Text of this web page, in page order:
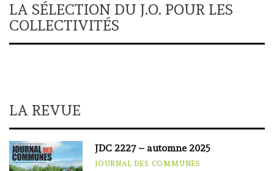
LA SÉLECTION DU J.O. POUR LES
COLLECTIVITÉS
LA REVUE
JDC 2227 – automne 2025
JOURNAL DES COMMUNES